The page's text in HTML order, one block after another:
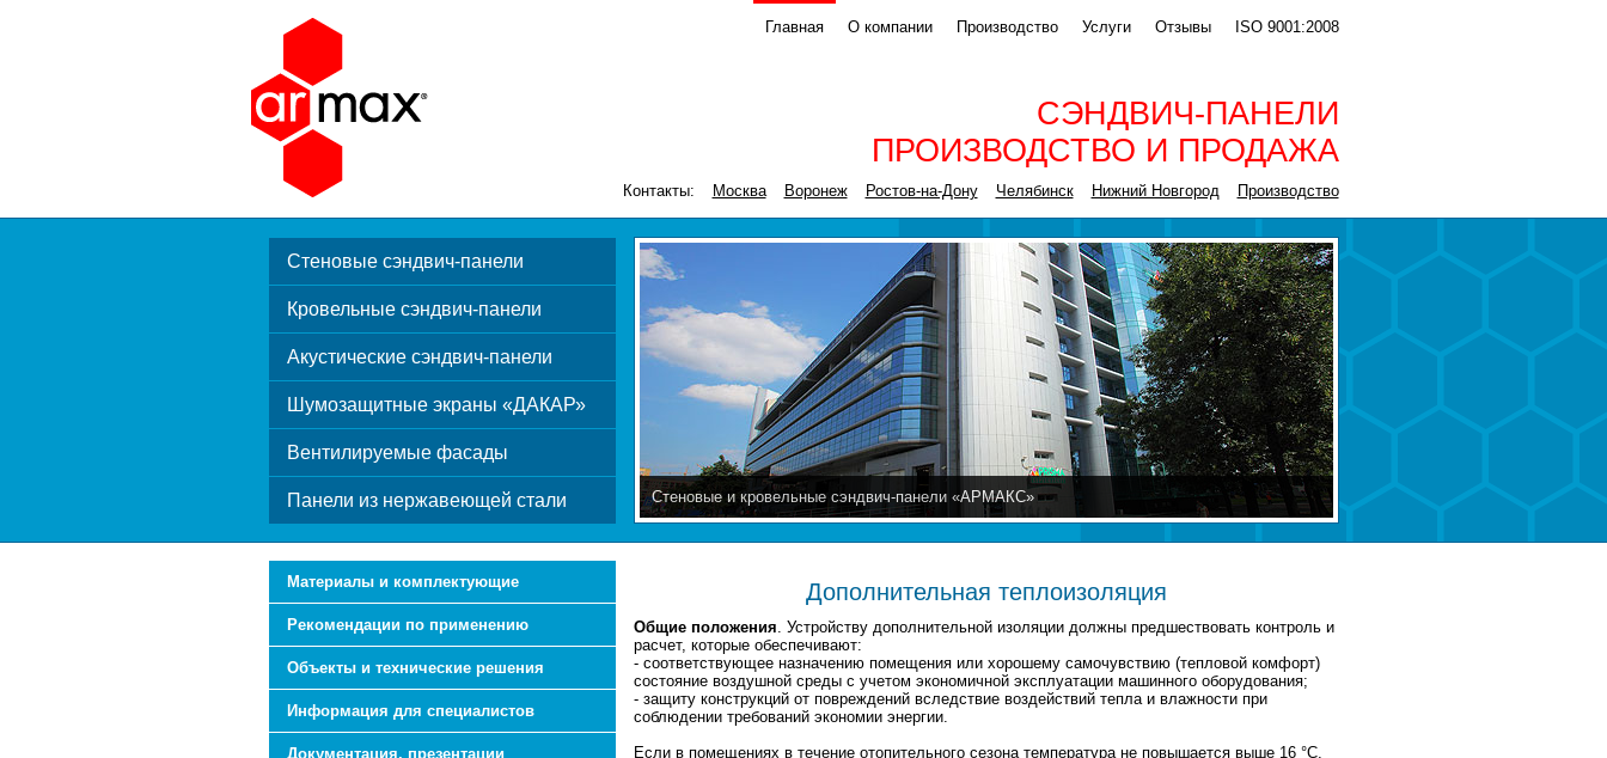
Главная О компании Производство Услуги Отзывы ISO 9001:2008
СЭНДВИЧ-ПАНЕЛИ
ПРОИЗВОДСТВО И ПРОДАЖА
Контакты: Москва Воронеж Ростов-на-Дону Челябинск Нижний Новгород Производство
Стеновые сэндвич-панели
Кровельные сэндвич-панели
Акустические сэндвич-панели
Шумозащитные экраны «ДАКАР»
Вентилируемые фасады
Панели из нержавеющей стали Стеновые и кровельные сэндвич-панели «АРМАКС»
Материалы и комплектующие
Рекомендации по применению
Объекты и технические решения
Информация для специалистов
Документация, презентации
Дополнительная теплоизоляция
Общие положения. Устройству дополнительной изоляции должны предшествовать контроль и
расчет, которые обеспечивают:
- соответствующее назначению помещения или хорошему самочувствию (тепловой комфорт)
состояние воздушной среды с учетом экономичной эксплуатации машинного оборудования;
- защиту конструкций от повреждений вследствие воздействий тепла и влажности при
соблюдении требований экономии энергии.
Если в помещениях в течение отопительного сезона температура не повышается выше 16 °С,